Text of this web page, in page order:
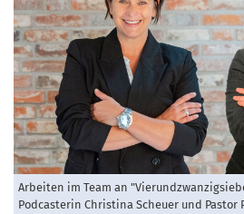
Arbeiten im Team an
Podcasterin Christina Scheuer und